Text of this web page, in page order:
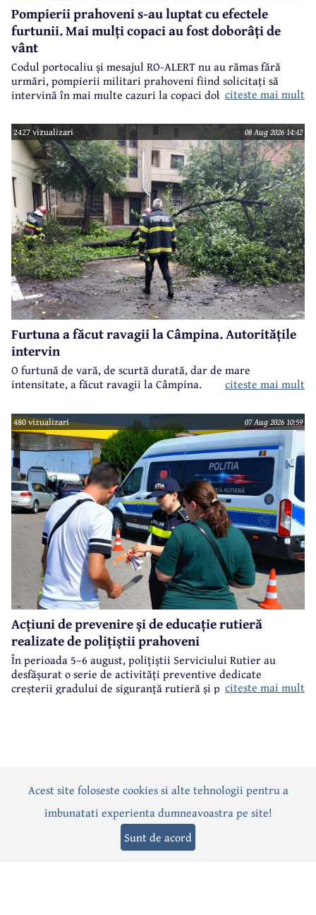
Pompierii prahoveni s-au luptat cu efectele
furtunii. Mai mulți copaci au fost doborâți de
vânt
Codul portocaliu și mesajul RO-ALERT nu au rămas fără
urmări, pompierii militari prahoveni fiind solicitați să
intervină în mai multe cazuri la copaci doborâți în urma
citeste mai mult
2427 vizualizari 08 Aug 2026 14:42
Furtuna a făcut ravagii la Câmpina. Autoritățile
intervin
O furtună de vară, de scurtă durată, dar de mare
intensitate, a făcut ravagii la Câmpina.
citeste mai mult
480 vizualizari 07 Aug 2026 10:59
Acțiuni de prevenire și de educație rutieră
realizate de polițiștii prahoveni
În perioada 5–6 august, polițiștii Serviciului Rutier au
desfășurat o serie de activități preventive dedicate
creșterii gradului de siguranță rutieră și promovării unui
citeste mai mult
ActualitatePoliticăSocialEvenimentInterviuri
Editorial Sport Anunțuri
Acest site foloseste cookies si alte tehnologii pentru a
imbunatati experienta dumneavoastra pe site!
Sunt de acord